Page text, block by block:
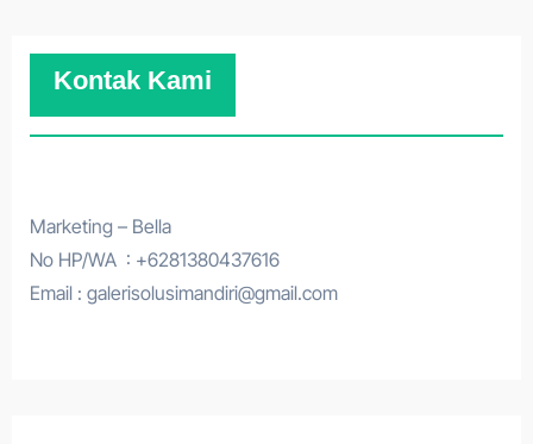
Kontak Kami
Marketing – Bella
No HP/WA : +6281380437616
Email : galerisolusimandiri@gmail.com